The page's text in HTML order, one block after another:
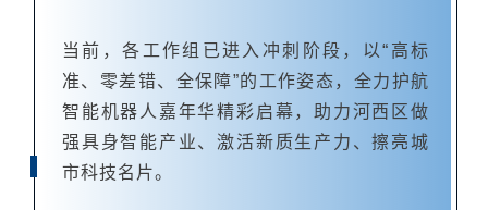
当前，各工作组已进入冲刺阶段，以“高标
准、零差错、全保障”的工作姿态，全力护航
智能机器人嘉年华精彩启幕，助力河西区做
强具身智能产业、激活新质生产力、擦亮城
市科技名片。